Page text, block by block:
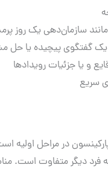
سازمان‌دهی یک روز
گفتگوی پیچیده یا حل
و یا جزئیات رویدادها
سریع
در مراحل
دیگر متفاوت است.